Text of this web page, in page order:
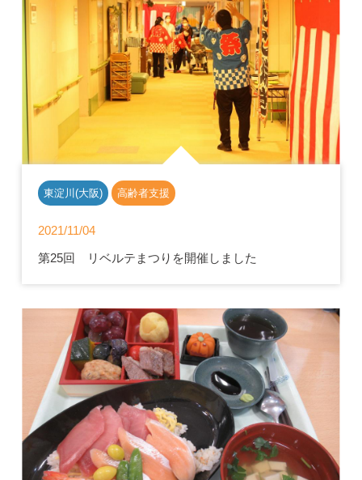
東淀川(大阪) 高齢者支援
2021/11/04
第25回 リベルテまつりを開催しました